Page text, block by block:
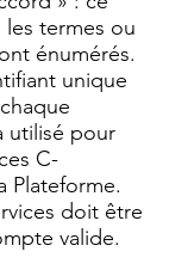
termes ou
énumérés.
unique
utilisé pour
C-
Plateforme.
doit être
valide.